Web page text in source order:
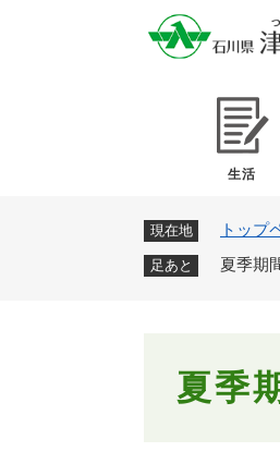
生活
現在地 トップ
足あと 夏季期
夏季